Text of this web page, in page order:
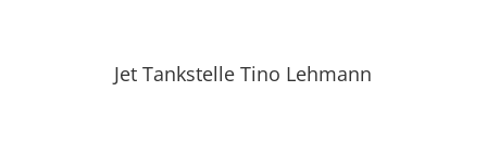
Jet Tankstelle Tino Lehmann